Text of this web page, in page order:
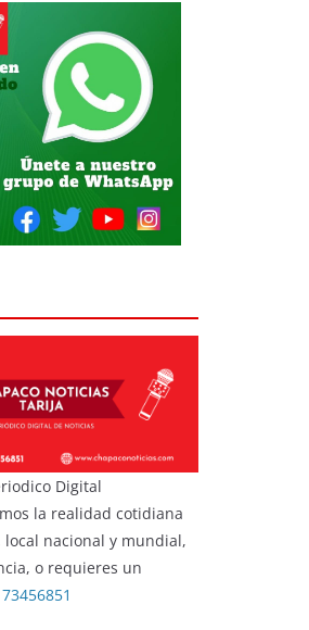
Digital
la realidad cotidiana
nacional y mundial,
o requieres un
73456851